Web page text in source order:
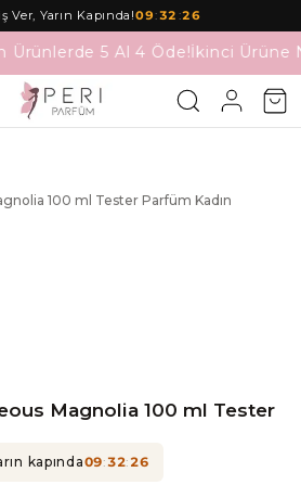
Ver, Yarın Kapında!09:32 :26
Ürünlerde 5 Al 4 Öde!İkinci Ürüne
100 ml Tester Parfüm Kadın
Magnolia 100 ml Tester
kapında09:32:26